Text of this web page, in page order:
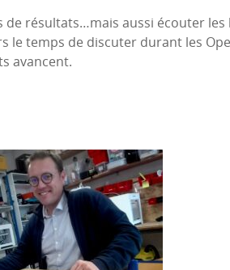
de résultats…mais aussi écouter les
le temps de discuter durant les
avancent.